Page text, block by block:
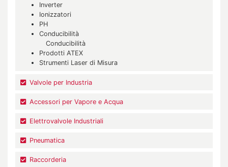
Inverter
Ionizzatori
PH
Conducibilità
Conducibilità
Prodotti ATEX
Strumenti Laser di Misura
Valvole per Industria
Accessori per Vapore e Acqua
Elettrovalvole Industriali
Pneumatica
Raccorderia